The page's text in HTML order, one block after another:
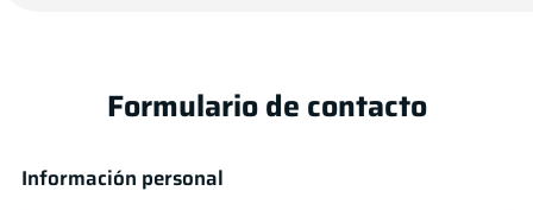
Formulario de contacto
Información personal